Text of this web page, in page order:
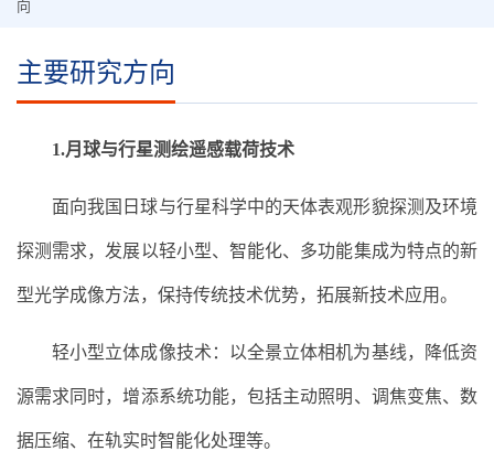
向
主要研究方向
1.月球与行星测绘遥感载荷技术
面向我国日球与行星科学中的天体表观形貌探测及环境
探测需求，发展以轻小型、智能化、多功能集成为特点的新
型光学成像方法，保持传统技术优势，拓展新技术应用。
轻小型立体成像技术：以全景立体相机为基线，降低资
源需求同时，增添系统功能，包括主动照明、调焦变焦、数
据压缩、在轨实时智能化处理等。